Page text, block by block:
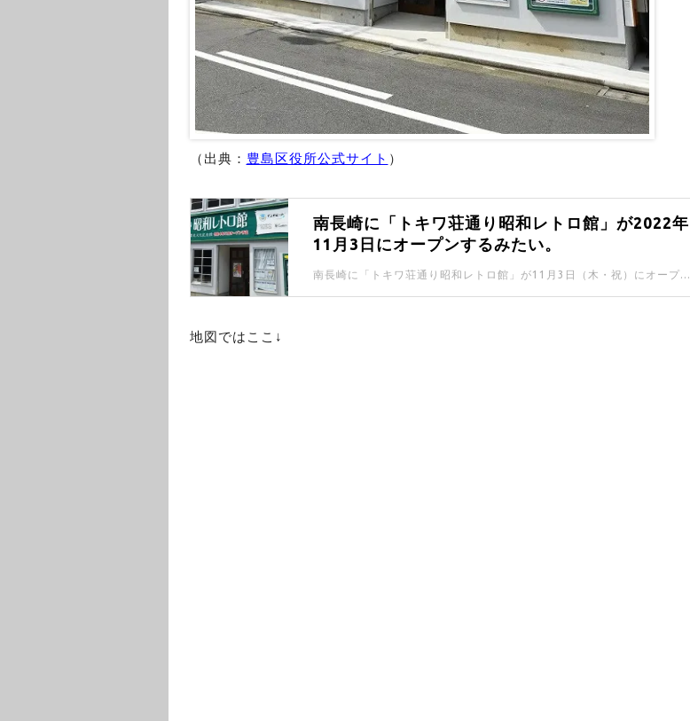
（出典： 豊島区役所公式サイト ）
南長崎に「トキワ荘通り昭和レトロ館」が2022年
11月3日にオープンするみたい。
南長崎に「トキワ荘通り昭和レトロ館」が11月3日（木・祝）にオープンするみたいです。
地図ではここ↓